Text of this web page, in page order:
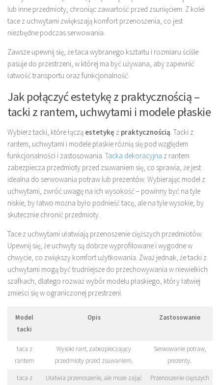
lub inne przedmioty, chroniąc zawartość przed zsunięciem. Z kolei
tace z uchwytami zwiększają komfort przenoszenia, co jest
niezbędne podczas serwowania.
Zawsze upewnij się, że taca wybranego kształtu i rozmiaru ściśle
pasuje do przestrzeni, w której ma być używana, aby zapewnić
łatwość transportu oraz funkcjonalność.
Jak połączyć estetykę z praktycznością –
tacki z rantem, uchwytami i modele płaskie
Wybierz tacki, które łączą estetykę z praktycznością. Tacki z
rantem, uchwytami i modele płaskie różnią się pod względem
funkcjonalności i zastosowania. Tacka dekoracyjna z rantem
zabezpiecza przedmioty przed zsuwaniem się, co sprawia, że jest
idealna do serwowania potraw lub prezentów. Wybierając model z
uchwytami, zwróć uwagę na ich wysokość – powinny być na tyle
niskie, by łatwo można było podnieść tacę, ale na tyle wysokie, by
skutecznie chronić przedmioty.
Tace z uchwytami ułatwiają przenoszenie cięższych przedmiotów.
Upewnij się, że uchwyty są dobrze wyprofilowane i wygodne w
chwycie, co zwiększy komfort użytkowania. Zważ jednak, że tacki z
uchwytami mogą być trudniejsze do przechowywania w niewielkich
szafkach, dlatego rozważ wybór modelu płaskiego, który łatwiej
zmieści się w ograniczonej przestrzeni.
Model
tacki
Opis Zastosowanie
taca z
rantem
Wysoki rant, zabezpieczający
przedmioty przed zsuwaniem.
Serwowanie potraw,
prezenty.
taca z
Ułatwia przenoszenie, ale może zająć
Przenoszenie cięższych